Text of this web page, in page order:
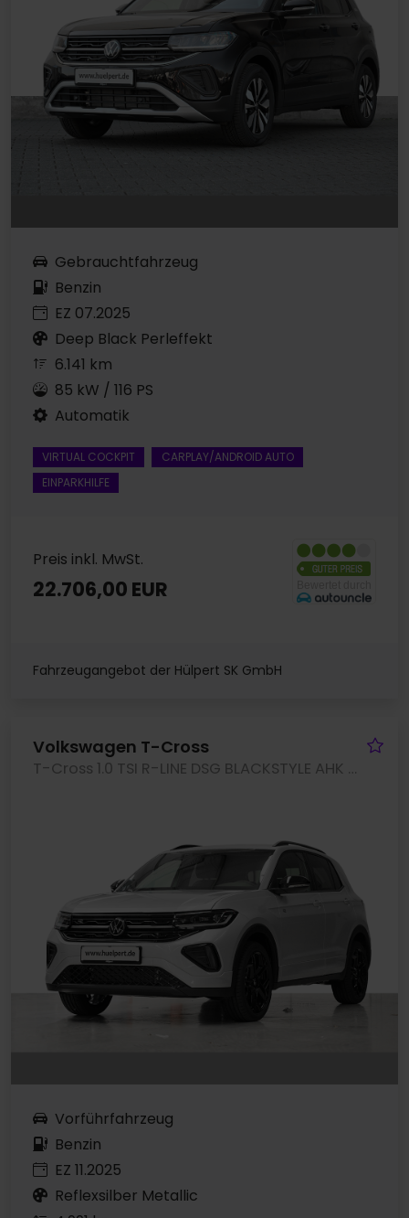
Gebrauchtfahrzeug
Benzin
EZ 07.2025
Deep Black Perleffekt
6.141 km
85 kW / 116 PS
Automatik
VIRTUAL COCKPIT
CARPLAY/ANDROID AUTO
EINPARKHILFE
Preis inkl. MwSt.
22.706,00 EUR
Fahrzeugangebot der Hülpert SK GmbH
Volkswagen T-Cross
T-Cross 1.0 TSI R-LINE DSG BLACKSTYLE AHK LM18 GARANTIE
Vorführfahrzeug
Benzin
EZ 11.2025
Reflexsilber Metallic